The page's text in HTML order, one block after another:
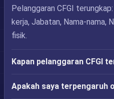
Pelanggaran CFGI
kerja, Jabatan, Nama-nama,
fisik.
Kapan pelanggaran CFGI
Apakah saya terpengaruh